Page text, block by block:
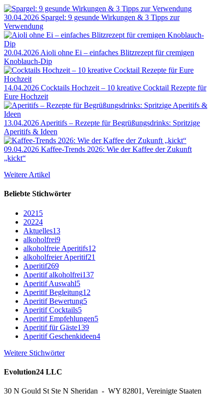
30.04.2026 Spargel: 9 gesunde Wirkungen & 3 Tipps zur
Verwendung
20.04.2026 Aioli ohne Ei – einfaches Blitzrezept für cremigen
Knoblauch-Dip
14.04.2026 Cocktails Hochzeit – 10 kreative Cocktail Rezepte für
Eure Hochzeit
13.04.2026 Aperitifs – Rezepte für Begrüßungsdrinks: Spritzige
Aperitifs & Ideen
09.04.2026 Kaffee-Trends 2026: Wie der Kaffee der Zukunft
„kickt“
Weitere Artikel
Beliebte Stichwörter
2021 5
20224
Aktuelles13
alkoholfrei9
alkoholfreie Aperitifs12
alkoholfreier Aperitif21
Aperitif269
Aperitif alkoholfrei137
Aperitif Auswahl5
Aperitif Begleitung12
Aperitif Bewertung5
Aperitif Cocktails5
Aperitif Empfehlungen5
Aperitif für Gäste139
Aperitif Geschenkideen4
Weitere Stichwörter
Evolution24 LLC
30 N Gould St Ste N Sheridan - WY 82801, Vereinigte Staaten